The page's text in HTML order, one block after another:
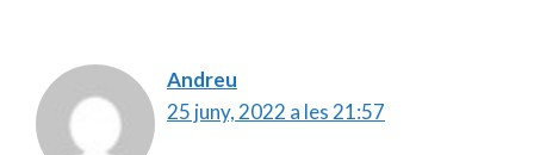
Andreu
25 juny, 2022 a les 21:57